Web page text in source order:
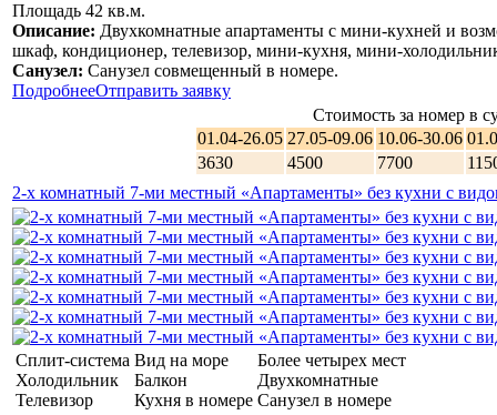
Площадь 42 кв.м.
Описание: Двухкомнатные апартаменты с мини-кухней и
шкаф, кондиционер, телевизор, мини-кухня, мини-
Санузел: Санузел совмещенный в номере.
ПодробнееОтправить заявку
Стоимость за номер в
01.04-26.05 27.05-09.06 10.06-30.06
3630
4500 7700
2-х комнатный 7-ми местный «Апартаменты» без кухни с
Сплит-система
Холодильник
Телевизор
Вид на море
Балкон
Кухня в номере
Более четырех мест
Двухкомнатные
Санузел в номере